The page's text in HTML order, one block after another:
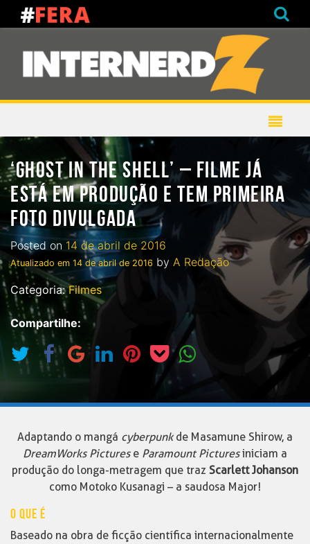
‘GHOST IN THE SHELL’ – FILME JÁ
ESTÁ EM PRODUÇÃO E TEM PRIMEIRA
FOTO DIVULGADA
Posted on 14 de abril de 2016
Atualizado em 14 de abril de 2016 by A Redação
Categoria:Filmes
Compartilhe:
Adaptando o mangá cyberpunkde Masamune Shirow, a
DreamWorks Picturese Paramount Picturesiniciam a
produção do longa-metragem que traz Scarlett Johanson
como Motoko Kusanagi – a saudosa Major!
O QUE É
Baseado na obra de ficção científica internacionalmente